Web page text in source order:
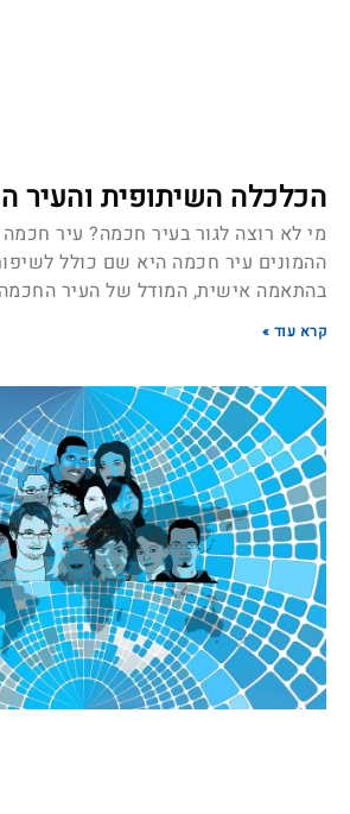
הכלכלה השיתופית והעיר
מי לא רוצה לגור בעיר חכמה? עיר
ההמונים עיר חכמה היא שם כולל
בהתאמה אישית, המודל של העיר
קרא עוד »